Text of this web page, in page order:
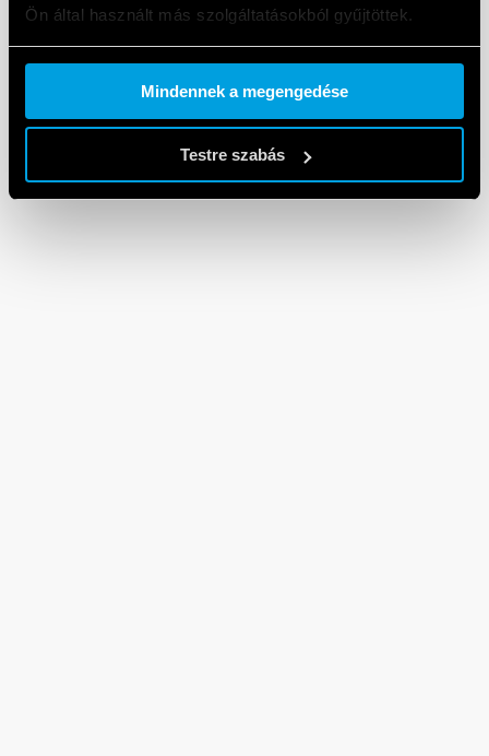
Ön által használt más szolgáltatásokból gyűjtöttek.
Cookie policy.
Mindennek a megengedése
Testre szabás